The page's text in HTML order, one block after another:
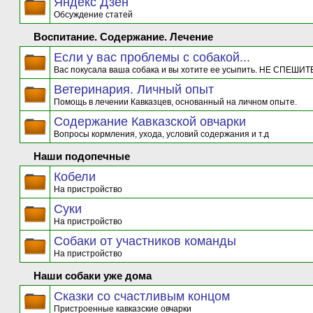
Обсуждение статей
Воспитание. Содержание. Лечение
Если у вас проблемы с собакой...
Вас покусала ваша собака и вы хотите ее усыпить. НЕ
Ветеринария. Личный опыт
Помощь в лечении Кавказцев, основанный на личном опыте.
Содержание Кавказской овчарки
Вопросы кормления, ухода, условий содержания и т.д
Наши подопечные
Кобели
На пристройство
Суки
На пристройство
Собаки от участников команды
На пристройство
Наши собаки уже дома
Сказки со счастливым концом
Пристроенные кавказские овчарки